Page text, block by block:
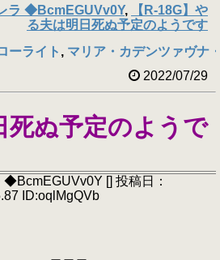
ラ ◆BcmEGUVv0Y,
【R-18G】や
る夫は明日死ぬ予定のようです
ーライト , マリア・カデンツァヴナ
2022/07/29
死ぬ予定のようで
[] 投稿日：
ID:oqlMgQVb
＿